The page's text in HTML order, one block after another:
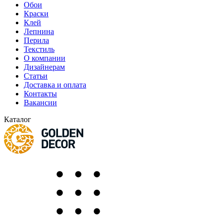
Обои
Краски
Клей
Лепнина
Перила
Текстиль
О компании
Дизайнерам
Статьи
Доставка и оплата
Контакты
Вакансии
Каталог